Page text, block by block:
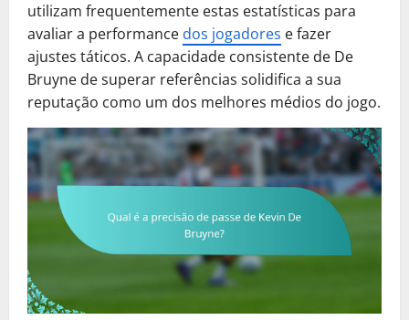
utilizam frequentemente estas estatísticas para
avaliar a performance dos jogadores e fazer
ajustes táticos. A capacidade consistente de De
Bruyne de superar referências solidifica a sua
reputação como um dos melhores médios do jogo.